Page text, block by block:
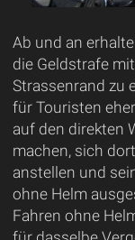
Ab und an
die Geldstrafe
Strassenrand zu
für Touristen
auf den direkten
machen, sich
anstellen und
ohne Helm
Fahren ohne